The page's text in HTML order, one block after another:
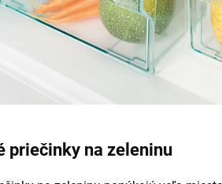
priečinky na zeleninu